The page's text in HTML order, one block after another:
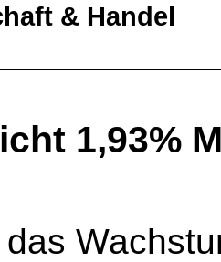
& Handel
1,93%
das